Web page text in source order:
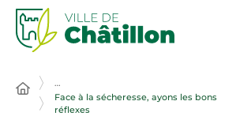
…
Face à la sécheresse, ayons les bons
réflexes